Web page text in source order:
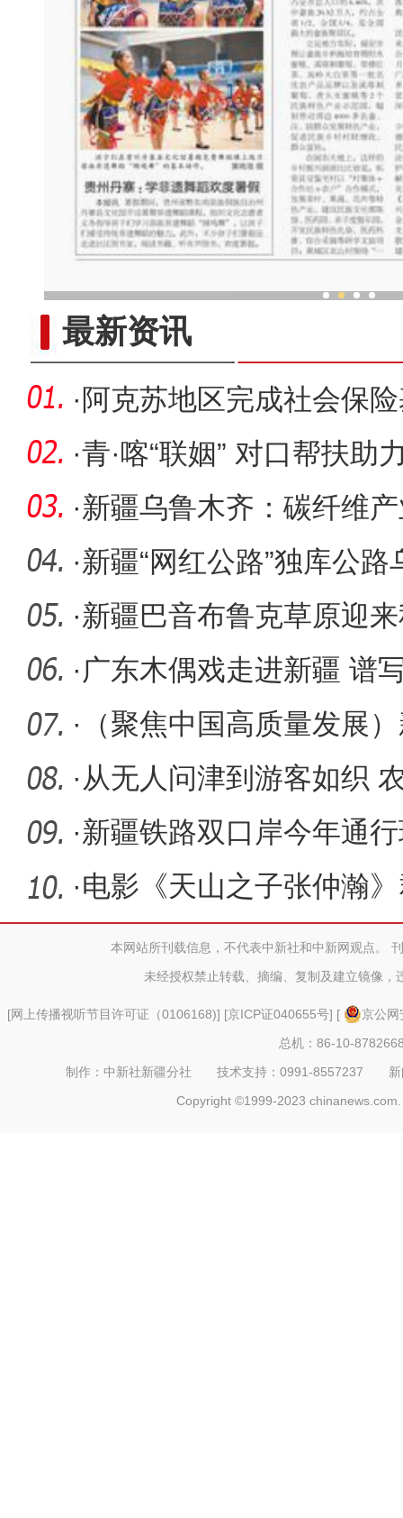
最新资讯
· 阿克苏地区完成社会保
·青·喀“联姻” 对口帮扶助
高质
·新疆乌鲁木齐：碳纤维
·新疆“网红公路”独库公
交警坚
·新疆巴音布鲁克草原迎
景区建设
·广东木偶戏走进新疆 谱
华章
·
（聚焦中国高质量发展
激发 “活
· 从无人问津到游客如织
发新生
·新疆铁路双口岸今年通
·电影《天山之子张仲瀚
亲身体验
本网站所刊载信息，不代表中新社和中新网观点。
未经授权禁止转载、摘编、复制及建立镜像，
[网上传播视听节目许可证（0106168)] [京ICP证040655号] [
京公
总机：86-10-
制作：中新社新疆分社 技术支持：0991-8557237
Copyright ©1999-2023